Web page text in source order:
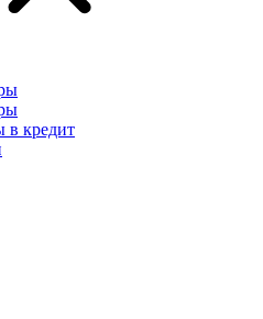
в кредит